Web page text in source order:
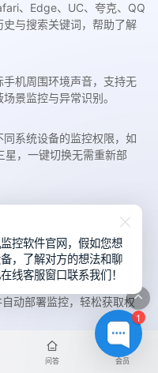
、Edge、UC、夸克、QQ
与搜索关键词，帮助了解
机周围环境声音，支持无
景监控与异常识别。
系统设备的监控权限，如
星，一键切换无需重新部
，可自动识别并远程植入
内完成无感部署，没有任
账号（如手机号、微信、
动部署监控，轻松获取权
键卸载目标手机中的监控
问答 会员
1
控软件官网，假如您想
，了解对方的想法和聊
线客服窗口联系我们！